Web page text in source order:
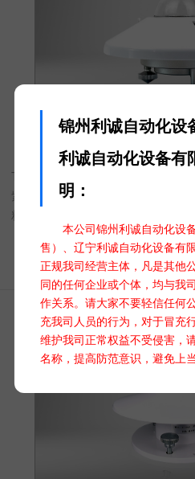
锦州利诚自动化设
利诚自动化设备有
明：
本公司锦州利诚自动化设
售）、辽宁利诚自动化设备有
正规我司经营主体，凡是其他
同的任何企业或个体，均与我
作关系。请大家不要轻信任何
充我司人员的行为，对于冒充
维护我司正常权益不受侵害，
名称，提高防范意识，避免上当
紫外辐射传感
TBQ-UVAB紫外辐射传感器用于
紫外辐射强度的一款高性能的环
精度、快速响应和稳定性强，能
化情况。无论是在气象观测、环
工作场所的安全评估中，紫外辐
它能够帮助我们更好地了解紫外
为相关领域的科研、政策制定